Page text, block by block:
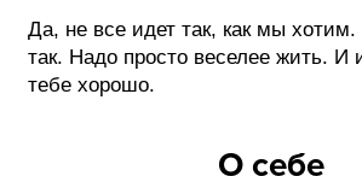
Да, не все идет так, как мы хотим.
так. Надо просто веселее жить. И
тебе хорошо.
О себе